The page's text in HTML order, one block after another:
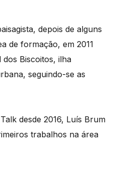
depois de alguns
de formação, em 2011
Biscoitos, ilha
seguindo-se as
desde 2016, Luís Brum
trabalhos na área